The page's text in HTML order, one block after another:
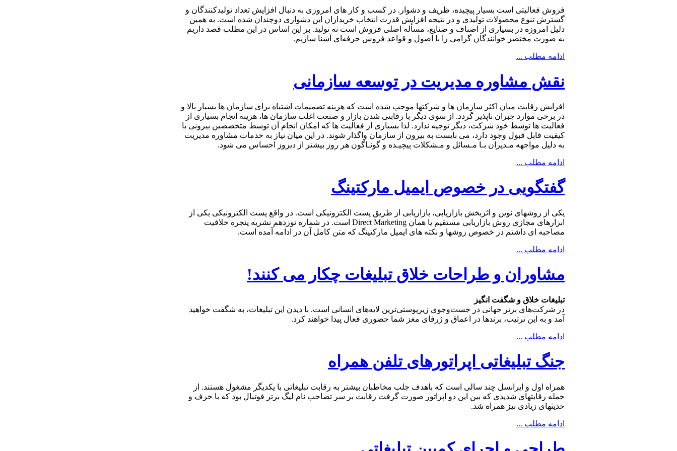
فروش فعالیتی است بسیار پیچیده، ظریف و دشوار. در كسب و كار های امروزی به دنبال افزایش تعداد تولیدكنندگان و
گسترش تنوع محصولات تولیدی و در نتیجه افزایش قدرت انتخاب خریداران این دشواری دوچندان شده است. به همین
دلیل امروزه در بسیاری از اصناف و صنایع، مسأله اصلی فروش است نه تولید. بر این اساس در این مطلب قصد داریم
به صورت مختصر خوانندگان گرامی را با اصول و قواعد فروش حرفه‌ای آشنا سازیم.
ادامه مطلب ...
نقش مشاوره مدیریت در توسعه سازمانی
اﻓﺰاﯾﺶ رﻗﺎﺑﺖ میان اکثر سازمان ها و ﺷﺮﮐﺘﻬﺎ موجب شده است که هزینه تصمیمات اشتباه برای سازمان ها بسیار بالا و
در برخی موارد جبران ناپذیر گردد. از سوی دیگر با رقابتی شدن بازار و صنعت اغلب سازمان ها، هزینه انجام بسیاری از
فعالیت ها توسط خود شرکت، دیگر توجیه ندارد. لذا بسیاری از فعالیت ها که امکان انجام آن توسط متخصصین بیرونی با
کیفیت قابل قبول وجود دارد، می بایست به بیرون از سازمان واگذار شوند. در این میان نیاز به خدمات مشاوره مدیریت
ﺑﻪ دﻟﯿﻞ ﻣﻮاﺟﻬﻪ ﻣـﺪﯾﺮان ﺑـﺎ ﻣـﺴﺎﺋﻞ و ﻣـﺸﮑﻼت ﭘﯿﭽﯿـﺪه و ﮔﻮﻧـﺎﮔﻮن ﻫﺮ روز ﺑﯿﺸﺘﺮ از دﯾﺮوز اﺣﺴﺎس ﻣﯽ ﺷﻮد.
ادامه مطلب ...
گفتگویی در خصوص ایمیل ماركتینگ
یكی از روشهای نوین و اثربخش بازاریابی، بازاریابی از طریق پست الكترونیكی است. در واقع پست الكترونیكی یكی از
ابزارهای مجازی روش بازاریابی مستقیم یا همان Direct Marketing است. در شماره نوزدهم نشریه پنجره خلاقیت
مصاحبه ای داشتم در خصوص روشها و نكته های ایمیل ماركتینگ كه متن كامل آن در ادامه آمده است.
ادامه مطلب ...
مشاوران و طراحات خلاق تبلیغات چكار می كنند!
تبلیغات خلاق و شگفت انگیز
در شرکت‌های برتر جهانی در جست‌و‌جوی زیرپوستی‌ترین لایه‌های انسانی است. با دیدن این تبلیغات، به شگفت‌ خواهید
آمد و به این ترتیب، برندها در اعماق و ژرفای مغز شما حضوری فعال پیدا خواهند کرد.
ادامه مطلب ...
جنگ تبلیغاتی اپراتورهای تلفن همراه
همراه اول و ایرانسل چند سالی است كه باهدف جلب مخاطبان بیشتر به رقابت تبلیغاتی با یكدیگر مشغول هستند. از
جمله رقابتهای شدیدی كه بین این دو اپراتور صورت گرفت رقابت بر سر تصاحب نام لیگ برتر فوتبال بود كه با حرف و
حدیثهای زیادی نیز همراه شد.
ادامه مطلب ...